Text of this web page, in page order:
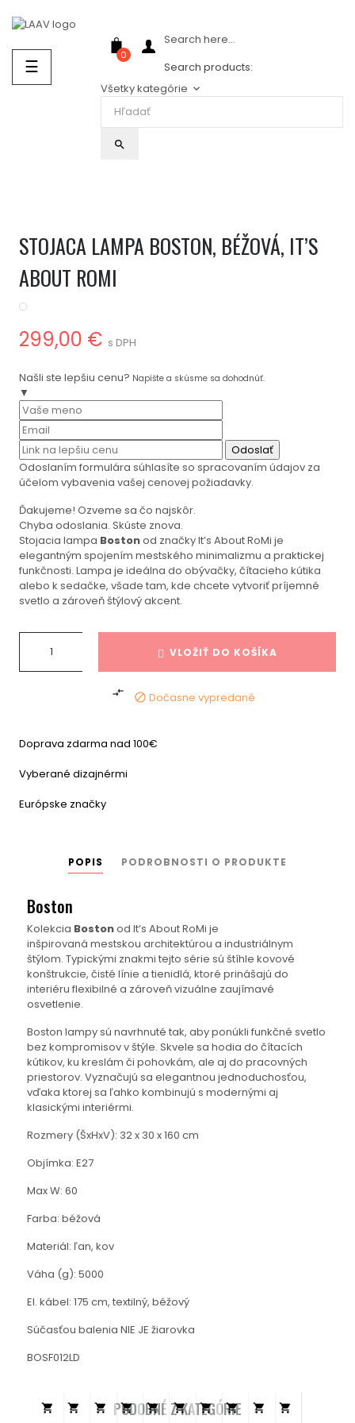
Prepnúť
navigáciu
☰
0
Search here...
Search products:
Všetky kategórie keyboard_arrow_down
search
STOJACA LAMPA BOSTON, BÉŽOVÁ, IT’S
ABOUT ROMI
299,00 € s DPH
Našli ste lepšiu cenu? Napíšte a skúsme sa dohodnúť.
▼
Odoslať
Odoslaním formulára súhlasíte so spracovaním údajov za
účelom vybavenia vašej cenovej požiadavky.
Ďakujeme! Ozveme sa čo najskôr.
Chyba odoslania. Skúste znova.
Stojacia lampa Bostonod značky It’s About RoMi je
elegantným spojením mestského minimalizmu a praktickej
funkčnosti. Lampa je ideálna do obývačky, čítacieho kútika
alebo k sedačke, všade tam, kde chcete vytvoriť príjemné
svetlo a zároveň štýlový akcent.
VLOŽIŤ DO KOŠÍKA
  Dočasne vypredané
Doprava zdarma nad 100€
Vyberané dizajnérmi
Európske značky
POPIS PODROBNOSTI O PRODUKTE
Boston
Kolekcia Bostonod It’s About RoMi je
inšpirovaná mestskou architektúrou a industriálnym
štýlom. Typickými znakmi tejto série sú štíhle kovové
konštrukcie, čisté línie a tienidlá, ktoré prinášajú do
interiéru flexibilné a zároveň vizuálne zaujímavé
osvetlenie.
Boston lampy sú navrhnuté tak, aby ponúkli funkčné svetlo
bez kompromisov v štýle. Skvele sa hodia do čítacích
kútikov, ku kreslám či pohovkám, ale aj do pracovných
priestorov. Vyznačujú sa elegantnou jednoduchosťou,
vďaka ktorej sa ľahko kombinujú s modernými aj
klasickými interiérmi.
Rozmery (ŠxHxV): 32 x 30 x 160 cm
Objímka: E27
Max W: 60
Farba: béžová
Materiál: ľan, kov
Váha (g): 5000
El. kábel: 175 cm, textilný, béžový
Súčasťou balenia NIE JE žiarovka
BOSF012LD
PODOBNÉ Z KATEGÓRIE
         